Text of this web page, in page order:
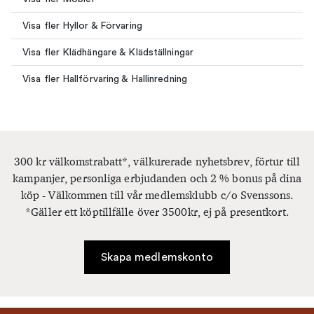
Visa fler Hyllor & Förvaring
Visa fler Klädhängare & Klädställningar
Visa fler Hallförvaring & Hallinredning
300 kr välkomstrabatt*, välkurerade nyhetsbrev, förtur till
kampanjer, personliga erbjudanden och 2 % bonus på dina
köp - Välkommen till vår medlemsklubb c/o Svenssons.
*Gäller ett köptillfälle över 3500kr, ej på presentkort.
Skapa medlemskonto